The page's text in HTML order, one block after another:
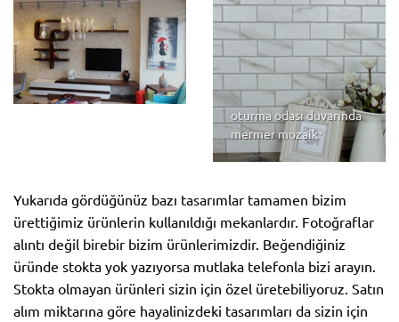
oturma odası duvarında
mermer mozaik
Yukarıda gördüğünüz bazı tasarımlar tamamen bizim
ürettiğimiz ürünlerin kullanıldığı mekanlardır. Fotoğraflar
alıntı değil birebir bizim ürünlerimizdir. Beğendiğiniz
üründe stokta yok yazıyorsa mutlaka telefonla bizi arayın.
Stokta olmayan ürünleri sizin için özel üretebiliyoruz. Satın
alım miktarına göre hayalinizdeki tasarımları da sizin için